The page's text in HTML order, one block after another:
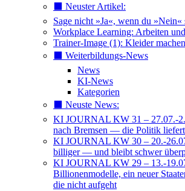
⬛️ Neuster Artikel:
Sage nicht »Ja«, wenn du »Nein«
Workplace Learning: Arbeiten
Trainer-Image (1): Kleider
⬛️ Weiterbildungs-News
News
KI-News
Kategorien
⬛️ Neuste News:
KI JOURNAL KW 31 – 27.07.-
nach Bremsen — die Politik
KI JOURNAL KW 30 – 20.-
billiger — und bleibt schwer
KI JOURNAL KW 29 – 13.-
Billionenmodelle, ein neuer
die nicht aufgeht